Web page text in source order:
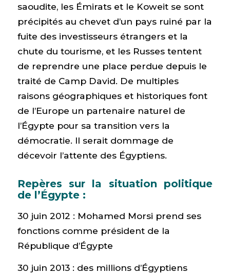
saoudite, les Émirats et le Koweit se sont
précipités au chevet d’un pays ruiné par la
fuite des investisseurs étrangers et la
chute du tourisme, et les Russes tentent
de reprendre une place perdue depuis le
traité de Camp David. De multiples
raisons géographiques et historiques font
de l’Europe un partenaire naturel de
l’Égypte pour sa transition vers la
démocratie. Il serait dommage de
décevoir l’attente des Égyptiens.
Repères sur la situation politique
de l’Égypte :
30 juin 2012 : Mohamed Morsi prend ses
fonctions comme président de la
République d’Égypte
30 juin 2013 : des millions d’Égyptiens